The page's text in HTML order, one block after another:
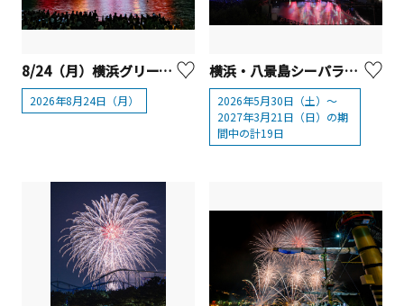
8/24（月）横浜グリーンエクスポ応援 みなとみらいフェスティバル
2026年8月24日（月）
横浜・八景島シーパラダイス「花火シンフォニア」2026
2026年5月30日（土）～
2027年3月21日（日）の期
間中の計19日